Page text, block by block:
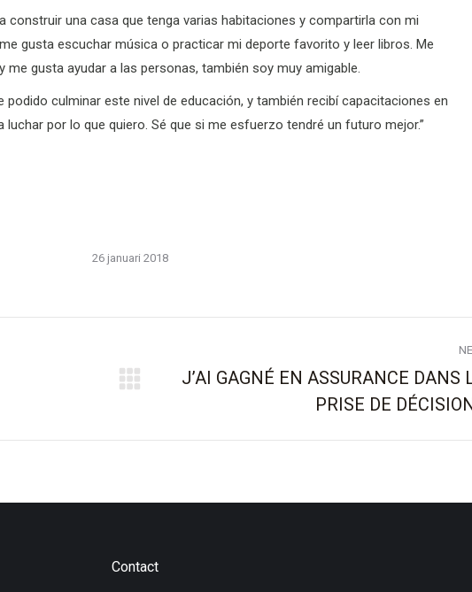
construir una casa que tenga varias habitaciones y compartirla con mi
gusta escuchar música o practicar mi deporte favorito y leer libros. Me
me gusta ayudar a las personas, también soy muy amigable.
podido culminar este nivel de educación, y también recibí capacitaciones en
luchar por lo que quiero. Sé que si me esfuerzo tendré un futuro mejor.”
26 januari 2018
Next
J’AI GAGNÉ EN ASSURANCE DANS
PRISE DE
Contact